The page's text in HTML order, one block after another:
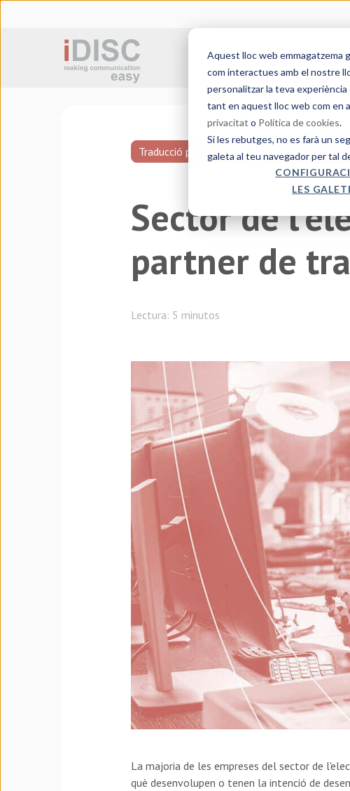
Aquest lloc web emmagatzema
com interactues amb el nostre
personalitzar la teva
tant en aquest lloc web com en
privacitat o Política de cookies.
Si les rebutges, no es farà un
galeta al teu navegador per tal
LES
Traducció jurada
Traducció professional Traducció tècnica
Sector de
partner de
Lectura: 5 minutos
La majoria de les empreses del sector de
què desenvolupen o tenen la intenció de